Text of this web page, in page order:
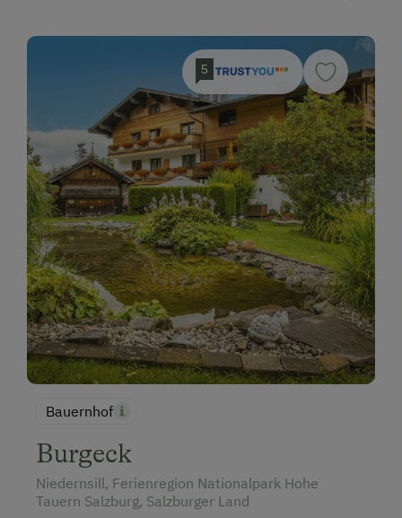
5
Bauernhof
Burgeck
Niedernsill, Ferienregion Nationalpark Hohe
Tauern Salzburg, Salzburger Land